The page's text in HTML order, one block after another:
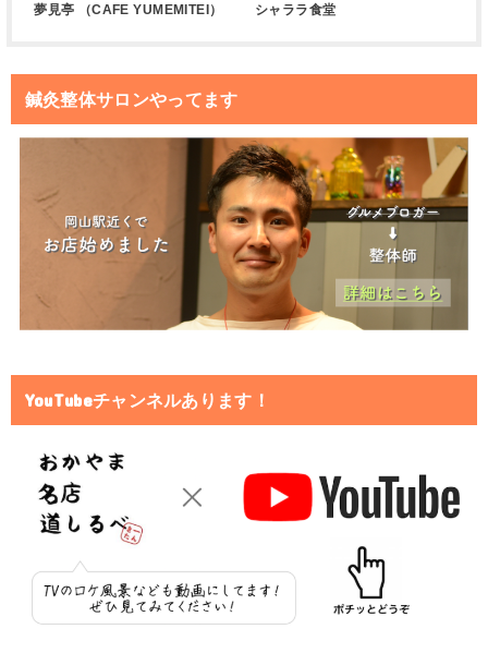
夢見亭 （CAFE YUMEMITEI） シャララ食堂
鍼灸整体サロンやってます
YouTubeチャンネルあります！